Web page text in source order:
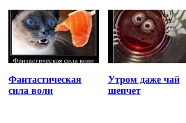
Фантастическая
сила воли
Утром даже чай
шепчет